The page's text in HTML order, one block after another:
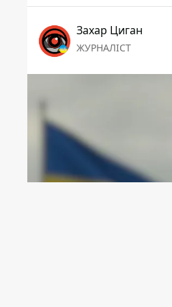
Захар Циган
ЖУРНАЛІСТ